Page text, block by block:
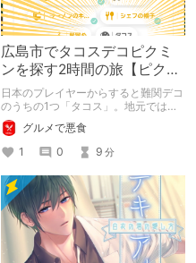
広島市でタコスデコピクミ
ンを探す2時間の旅【ピクミ
ンブルーム / Pikmin
Bloom】
日本のプレイヤーからすると難関デコ
のうちの1つ「タコス」。地元では見
つけられなかった男が広島で探す旅を
お送りします。ねくすと5月のテーマ
「お出かけの記録」。
グルメで悪食
1
0 9 分